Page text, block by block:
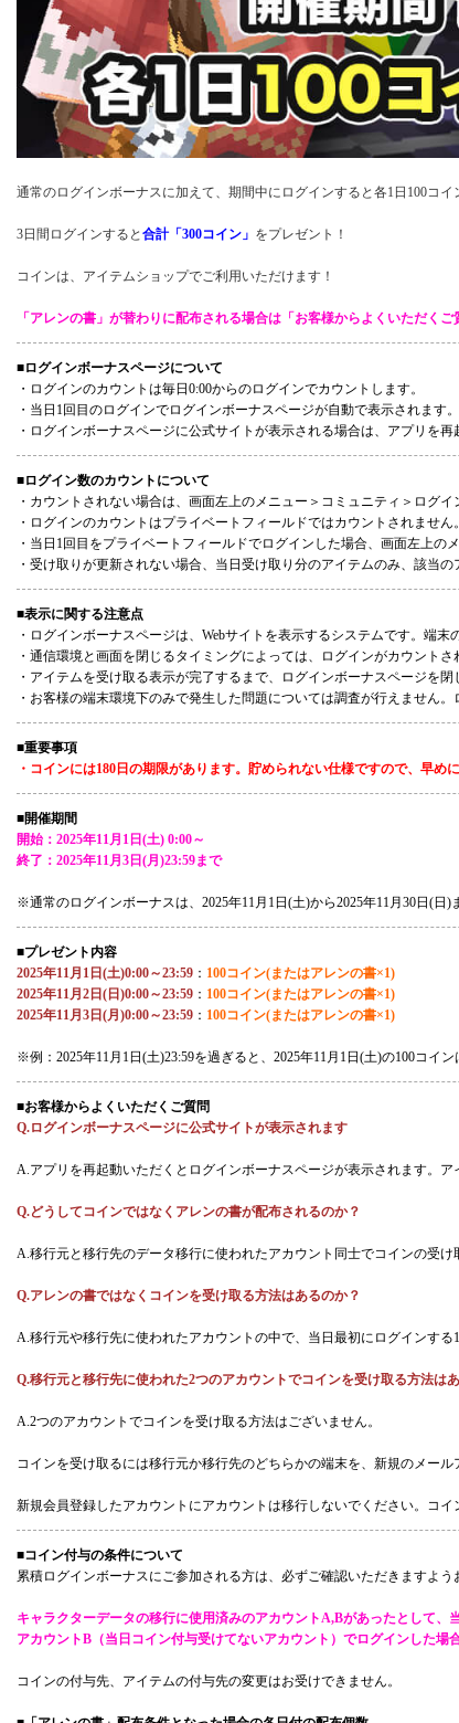
通常のログインボーナスに加えて、期間中にログインすると各1日100コイ
3日間ログインすると 合計「300コイン」 をプレゼント！
コインは、アイテムショップでご利用いただけます！
「アレンの書」が替わりに配布される場合は「お客様からよくいただくご
■ログインボーナスページについて
・ログインのカウントは毎日0:00からのログインでカウントします。
・当日1回目のログインでログインボーナスページが自動で表示されます。
・ログインボーナスページに公式サイトが表示される場合は、アプリを
■ログイン数のカウントについて
・カウントされない場合は、画面左上のメニュー＞コミュニティ＞ログ
・ログインのカウントはプライベートフィールドではカウントされません。
・当日1回目をプライベートフィールドでログインした場合、画面左上の
・受け取りが更新されない場合、当日受け取り分のアイテムのみ、該当
■表示に関する注意点
・ログインボーナスページは、Webサイトを表示するシステムです。端
・通信環境と画面を閉じるタイミングによっては、ログインがカウント
・アイテムを受け取る表示が完了するまで、ログインボーナスページを閉
・お客様の端末環境下のみで発生した問題については調査が行えません
■重要事項
・コインには180日の期限があります。貯められない仕様ですので、早め
■開催期間
開始：2025年11月1日(土) 0:00～
終了：2025年11月3日(月)23:59まで
※通常のログインボーナスは、2025年11月1日(土)から2025年11月30日(日)
■プレゼント内容
2025年11月1日(土)0:00～23:59 ： 100コイン(またはアレンの書×1)
2025年11月2日(日)0:00～23:59 ： 100コイン(またはアレンの書×1)
2025年11月3日(月)0:00～23:59 ： 100コイン(またはアレンの書×1)
※例：2025年11月1日(土)23:59を過ぎると、2025年11月1日(土)の100コイン
■お客様からよくいただくご質問
Q.ログインボーナスページに公式サイトが表示されます
A.アプリを再起動いただくとログインボーナスページが表示されます。
Q.どうしてコインではなくアレンの書が配布されるのか？
A.移行元と移行先のデータ移行に使われたアカウント同士でコインの受
Q.アレンの書ではなくコインを受け取る方法はあるのか？
A.移行元や移行先に使われたアカウントの中で、当日最初にログインする
Q.移行元と移行先に使われた2つのアカウントでコインを受け取る方法は
A.2つのアカウントでコインを受け取る方法はございません。
コインを受け取るには移行元か移行先のどちらかの端末を、新規のメー
新規会員登録したアカウントにアカウントは移行しないでください。コイ
■コイン付与の条件について
累積ログインボーナスにご参加される方は、必ずご確認いただきますよう
キャラクターデータの移行に使用済みのアカウントA,Bがあったとして
アカウントB（当日コイン付与受けてないアカウント）でログインした場
コインの付与先、アイテムの付与先の変更はお受けできません。